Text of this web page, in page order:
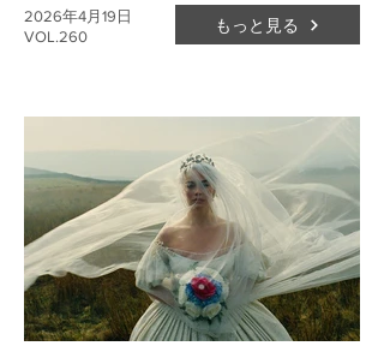
VOL.260
2026年4月19日 もっと見る